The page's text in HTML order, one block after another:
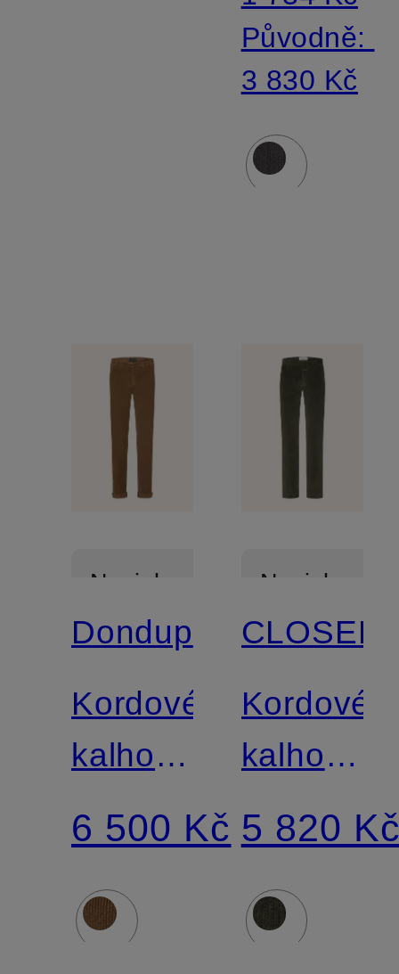
Původně:
3 830 Kč
Novinka
Dondup
Kordové
kalhoty
GAUBERT
Slim Fit
6 500 Kč
Novinka
CLOSED
Kordové
kalhoty
CLIFTON
Slim Fit
5 820